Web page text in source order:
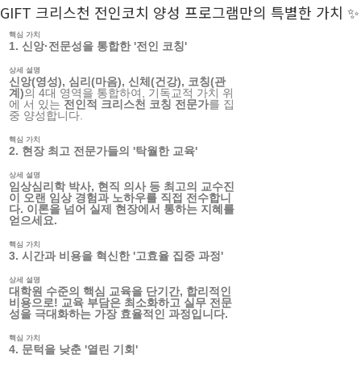
GIFT 크리스천 전인코치 양성 프로그램만의 특별한 가치 ✨
핵심 가치
1. 신앙·전문성을 통합한 '전인 코칭'
상세 설명
신앙(영성), 심리(마음), 신체(건강), 코칭(관
계)의 4대 영역을 통합하여, 기독교적 가치 위
에 서 있는 전인적 크리스천 코칭 전문가를 집
중 양성합니다.
핵심 가치
2. 현장 최고 전문가들의 '탁월한 교육'
상세 설명
임상심리학 박사, 현직 의사등 최고의 교수진
이 오랜 임상 경험과 노하우를 직접 전수합니
다. 이론을 넘어 실제 현장에서 통하는 지혜를
얻으세요.
핵심 가치
3. 시간과 비용을 혁신한 '고효율 집중 과정'
상세 설명
대학원 수준의 핵심 교육을 단기간, 합리적인
비용으로! 교육 부담은 최소화하고 실무 전문
성을 극대화하는 가장 효율적인 과정입니다.
핵심 가치
4. 문턱을 낮춘 '열린 기회'